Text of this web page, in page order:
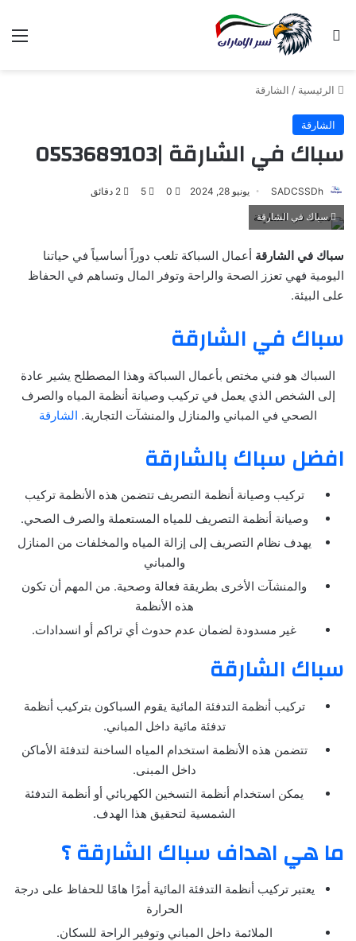
بحث عن
الرئيسية / الشارقة
الشارقة
سباك في الشارقة |0553689103
SADCSSDh يونيو 28, 2024 0
5
سباك في الشارقة
سباك في الشارقة أعمال السباكة تلعب دوراً أساسياً في حياتنا
اليومية فهي تعزز الصحة والراحة وتوفر المال وتساهم في الحفاظ
على البيئة.
سباك في الشارقة
السباك هو فني مختص بأعمال السباكة وهذا المصطلح يشير عادة
إلى الشخص الذي يعمل في تركيب وصيانة أنظمة المياه والصرف
الصحي في المباني والمنازل والمنشآت التجارية. الشارقة
افضل سباك بالشارقة
تركيب وصيانة أنظمة التصريف تتضمن هذه الأنظمة تركيب
وصيانة أنظمة التصريف للمياه المستعملة والصرف الصحي.
يهدف نظام التصريف إلى إزالة المياه والمخلفات من المنازل
والمباني
والمنشآت الأخرى بطريقة فعالة وصحية. من المهم أن تكون
هذه الأنظمة
غير مسدودة لضمان عدم حدوث أي تراكم أو انسدادات.
سباك الشارقة
تركيب أنظمة التدفئة المائية يقوم السباكون بتركيب أنظمة
تدفئة مائية داخل المباني.
تتضمن هذه الأنظمة استخدام المياه الساخنة لتدفئة الأماكن
داخل المبنى.
يمكن استخدام أنظمة التسخين الكهربائي أو أنظمة التدفئة
الشمسية لتحقيق هذا الهدف.
ما هي اهداف سباك الشارقة ؟
يعتبر تركيب أنظمة التدفئة المائية أمرًا هامًا للحفاظ على درجة
الحرارة
الملائمة داخل المباني وتوفير الراحة للسكان.